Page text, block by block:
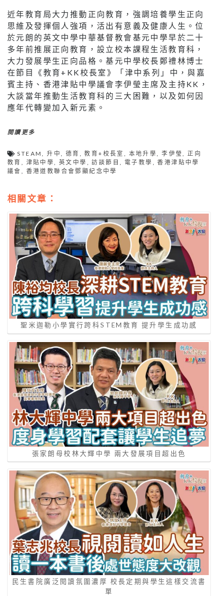
近年教育局大力推動正向教育，強調培養學生正向
思維及發揮個人強項，活出有意義及健康人生。位
於元朗的英文中學中華基督教會基元中學早於二十
多年前推展正向教育，設立校本課程生活教育科，
大力發展學生正向品格。基元中學校長鄭禮林博士
在節目《教育+KK校長室》「津中系列」中，與嘉
賓主持、香港津貼中學議會李伊瑩主席及主持KK，
大談當年推動生活教育科的三大困難，以及如何因
應年代轉變加入新元素。
閱讀更多
STEAM ,升中 德育 ,教育+校長室 本地升學 ,李伊瑩
正向
教育
津貼中學 ,英文中學 ,訪談節目 電子教學 ,香港津貼中學
議會
香港道教聯合會鄧顯紀念中學
相關文章：
聖米迦勒小學實行跨科STEM教育 提升學生成功感
張家朗母校林大輝中學 兩大發展項目超出色
民生書院廣泛閱讀氛圍濃厚 校長定期與學生這樣交流書
單